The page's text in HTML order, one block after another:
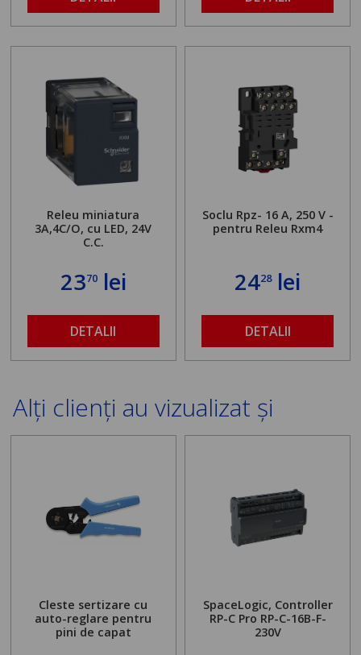
Releu miniatura
3A,4C/O, cu LED, 24V
C.C.
2370lei
DETALII
Soclu Rpz- 16 A, 250 V -
pentru Releu Rxm4
2428lei
DETALII
Alți clienți au vizualizat și
Cleste sertizare cu
auto-reglare pentru
pini de capat
SpaceLogic, Controller
RP-C Pro RP-C-16B-F-
230V